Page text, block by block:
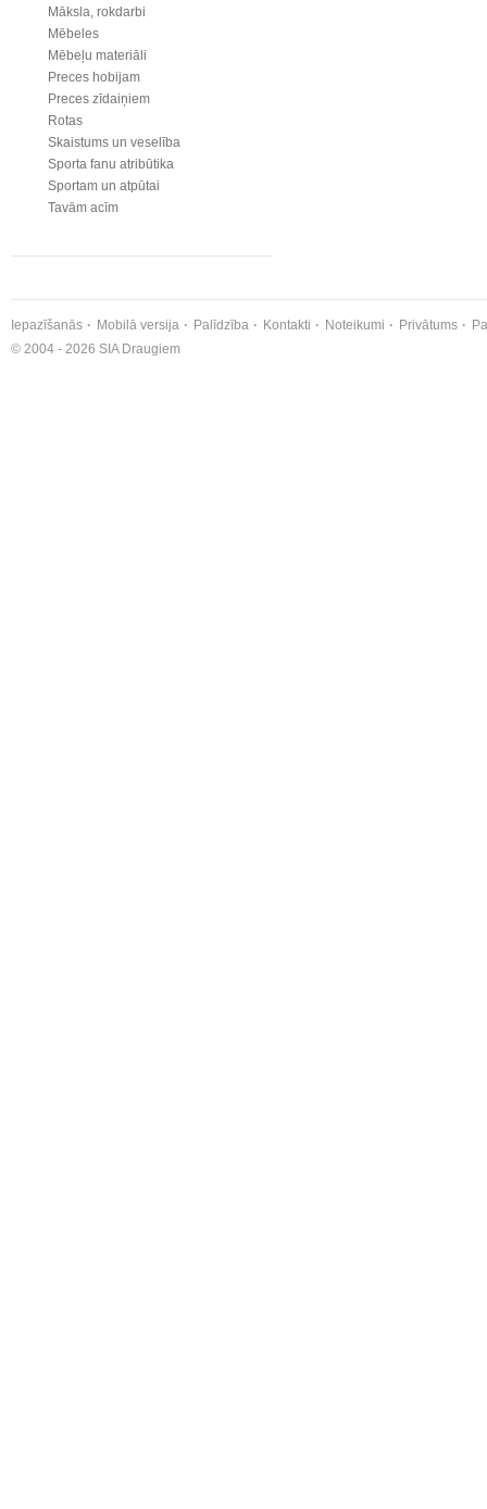
Māksla, rokdarbi
Mēbeles
Mēbeļu materiāli
Preces hobijam
Preces zīdaiņiem
Rotas
Skaistums un veselība
Sporta fanu atribūtika
Sportam un atpūtai
Tavām acīm
Iepazīšanās Mobilā versija Palīdzība Kontakti Noteikumi Privātums
© 2004 - 2026 SIA Draugiem